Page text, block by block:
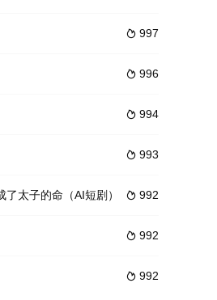
养优处尊心态发出的挑
，逆向穿越来到现实，试图让白梦妍改写
六甲的妻子，模样安稳。我强压心底酸涩，
编剧邵永清，陈昊，霍政谚，刘钇彤，郑媛
作文。在他冥思苦想毫无头绪之际，一位
 997
 996
 994
 993
 992
太子的命（AI短剧）
 992
 992